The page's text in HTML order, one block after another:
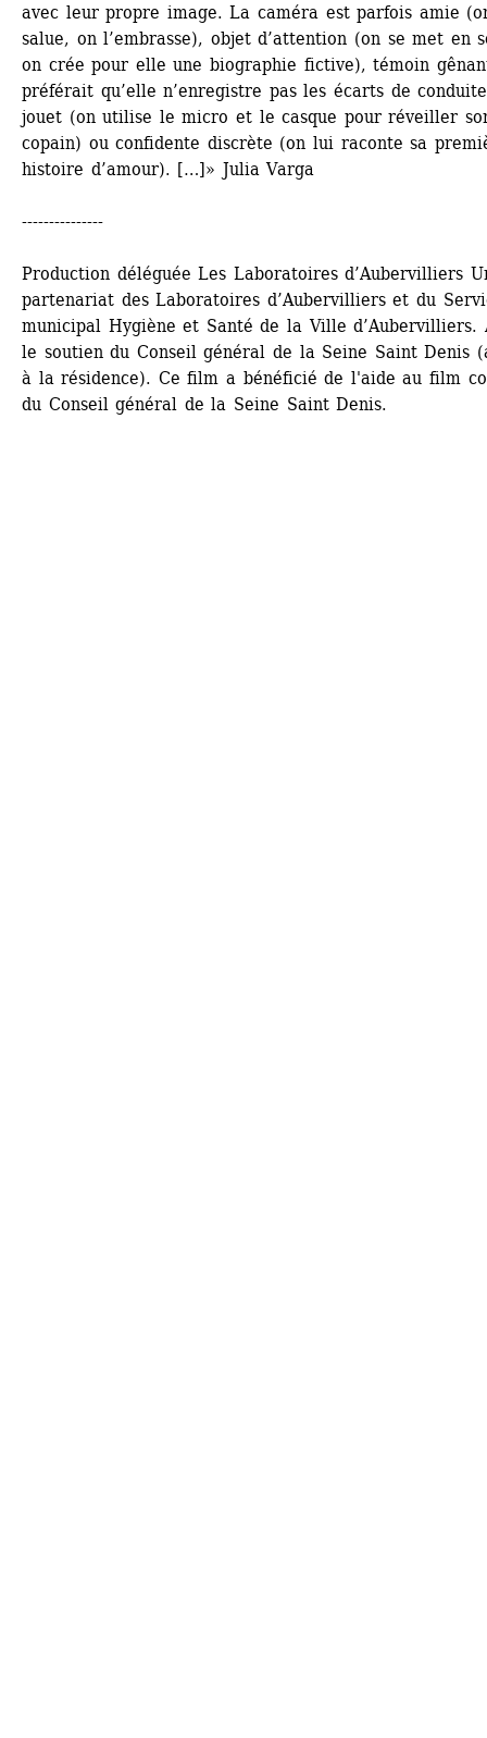
avec leur propre image. La caméra est parfois amie
salue, on l’embrasse), objet d’attention (on se met en
on crée pour elle une biographie fictive), témoin
préférait qu’elle n’enregistre pas les écarts de
jouet (on utilise le micro et le casque pour réveiller
copain) ou confidente discrète (on lui raconte sa
histoire d’amour). […]» Julia Varga
---------------
Production déléguée Les Laboratoires d’Aubervilliers
partenariat des Laboratoires d’Aubervilliers et du
municipal Hygiène et Santé de la Ville d’Aubervilliers.
le soutien du Conseil général de la Seine Saint Denis
à la résidence). Ce film a bénéficié de l'aide au film
du Conseil général de la Seine Saint Denis.